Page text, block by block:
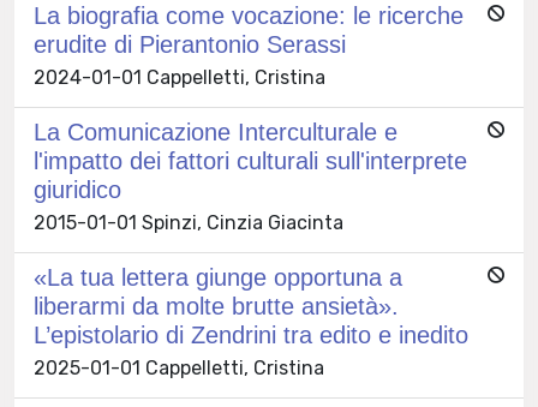
La biografia come vocazione: le ricerche
erudite di Pierantonio Serassi
2024-01-01 Cappelletti, Cristina
La Comunicazione Interculturale e
l'impatto dei fattori culturali sull'interprete
giuridico
2015-01-01 Spinzi, Cinzia Giacinta
«La tua lettera giunge opportuna a
liberarmi da molte brutte ansietà».
L’epistolario di Zendrini tra edito e inedito
2025-01-01 Cappelletti, Cristina